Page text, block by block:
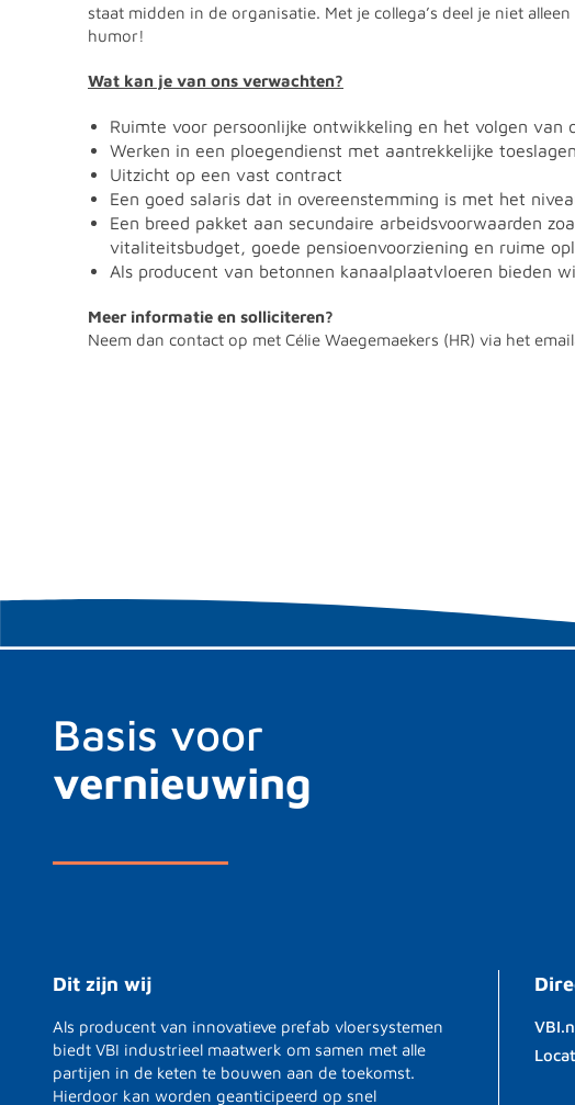
staat midden in de organisatie. Met je collega’s deel je niet
humor!
Wat kan je van ons verwachten?
Ruimte voor persoonlijke ontwikkeling en het volgen van
Werken in een ploegendienst met aantrekkelijke toeslagen
Uitzicht op een vast contract
Een goed salaris dat in overeenstemming is met het
Een breed pakket aan secundaire arbeidsvoorwaarden
vitaliteitsbudget, goede pensioenvoorziening en ruime
Als producent van betonnen kanaalplaatvloeren bieden
Meer informatie en solliciteren?
Neem dan contact op met Célie Waegemaekers (HR) via het
Basis voor
vernieuwing
Dit zijn wij
Als producent van innovatieve prefab vloersystemen
biedt VBI industrieel maatwerk om samen met alle
partijen in de keten te bouwen aan de toekomst.
Hierdoor kan worden geanticipeerd op snel